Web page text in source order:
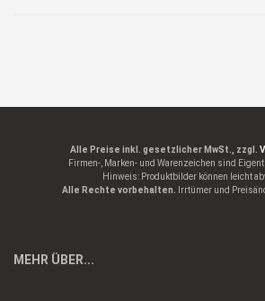
Alle Preise inkl. gesetzlicher MwSt., zzgl.
Firmen-, Marken- und Warenzeichen sind
Hinweis: Produktbilder können leicht
Alle Rechte vorbehalten. Irrtümer und
MEHR ÜBER...